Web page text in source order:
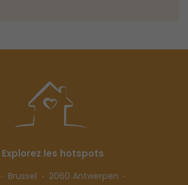
Explorez les hotspots
Brussel
2060 Antwerpen